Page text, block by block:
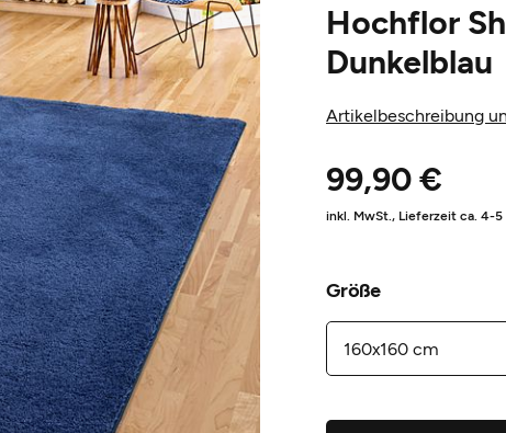
Hochflor
Dunkelblau
Artikelbeschreibung
99,90 €
inkl. MwSt., Lieferzeit ca. 4-5
Größe